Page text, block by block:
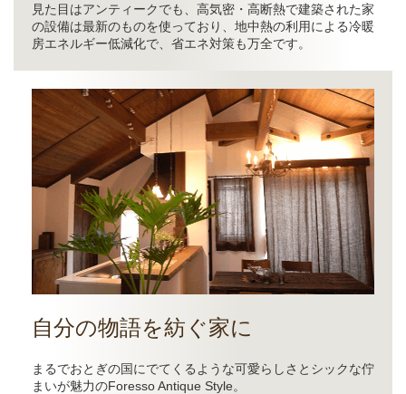
見た目はアンティークでも、高気密・高断熱で建築された家
の設備は最新のものを使っており、地中熱の利用による冷暖
房エネルギー低減化で、省エネ対策も万全です。
自分の物語を紡ぐ家に
まるでおとぎの国にでてくるような可愛らしさとシックな佇
まいが魅力のForesso Antique Style。